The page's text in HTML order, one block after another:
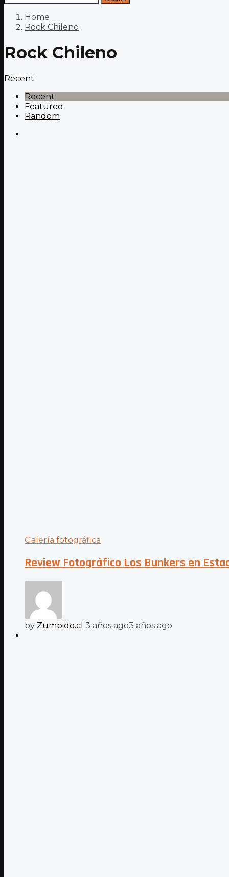
Home
Rock Chileno
Rock Chileno
Recent
Recent
Featured
Random
Galería fotográfica
Review Fotográfico Los Bunkers en
by Zumbido.cl 3 años ago3 años ago